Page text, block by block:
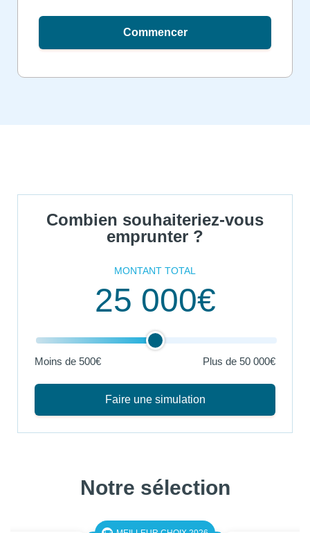
Commencer
Combien souhaiteriez-vous
emprunter ?
MONTANT TOTAL
25 000€
Moins de 500€ Plus de 50 000€
Faire une simulation
Notre sélection